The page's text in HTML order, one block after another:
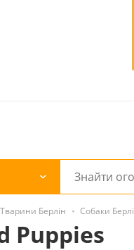
Тварини Берлін Собаки
Puppies